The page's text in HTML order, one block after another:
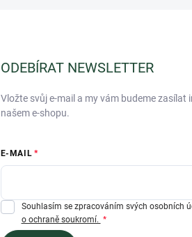
ODEBÍRAT NEWSLETTER
Vložte svůj e-mail a my vám budeme
našem e-shopu.
E-MAIL
Souhlasím se zpracováním svých osobních
o ochraně soukromí.